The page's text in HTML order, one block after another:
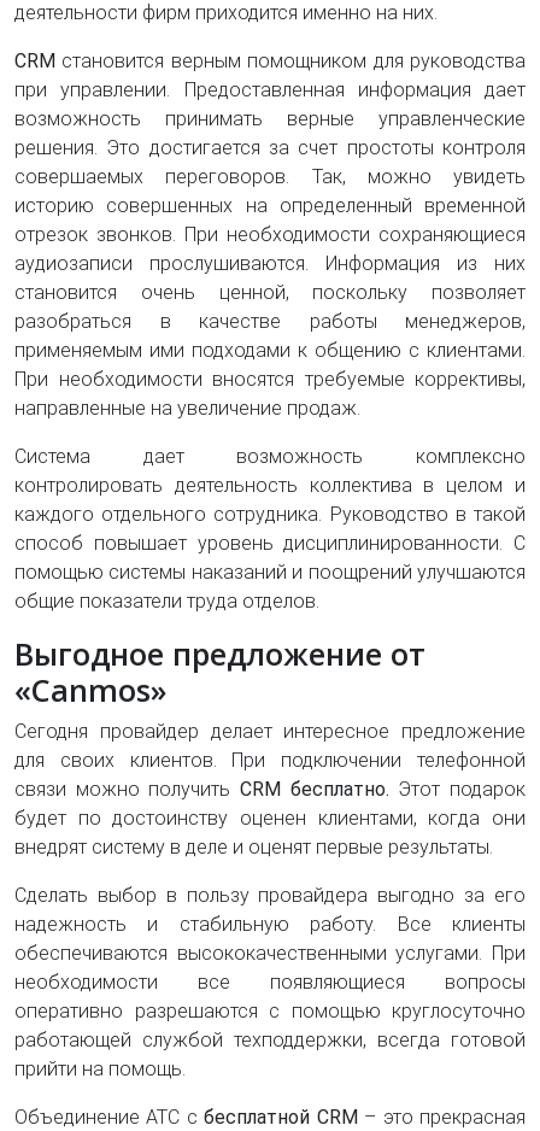
деятельности фирм приходится именно на них.
CRM становится верным помощником для руководства
при управлении. Предоставленная информация дает
возможность принимать верные управленческие
решения. Это достигается за счет простоты контроля
совершаемых переговоров. Так, можно увидеть
историю совершенных на определенный временной
отрезок звонков. При необходимости сохраняющиеся
аудиозаписи прослушиваются. Информация из них
становится очень ценной, поскольку позволяет
разобраться в качестве работы менеджеров,
применяемым ими подходами к общению с клиентами.
При необходимости вносятся требуемые коррективы,
направленные на увеличение продаж.
Система дает возможность комплексно
контролировать деятельность коллектива в целом и
каждого отдельного сотрудника. Руководство в такой
способ повышает уровень дисциплинированности. С
помощью системы наказаний и поощрений улучшаются
общие показатели труда отделов.
Выгодное предложение от
«Canmos»
Сегодня провайдер делает интересное предложение
для своих клиентов. При подключении телефонной
связи можно получить CRM бесплатно. Этот подарок
будет по достоинству оценен клиентами, когда они
внедрят систему в деле и оценят первые результаты.
Сделать выбор в пользу провайдера выгодно за его
надежность и стабильную работу. Все клиенты
обеспечиваются высококачественными услугами. При
необходимости все появляющиеся вопросы
оперативно разрешаются с помощью круглосуточно
работающей службой техподдержки, всегда готовой
прийти на помощь.
Объединение АТС сбесплатной CRM – это прекрасная